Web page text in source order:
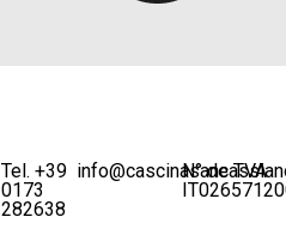
Tel. +39
0173
282638
N° de TVA